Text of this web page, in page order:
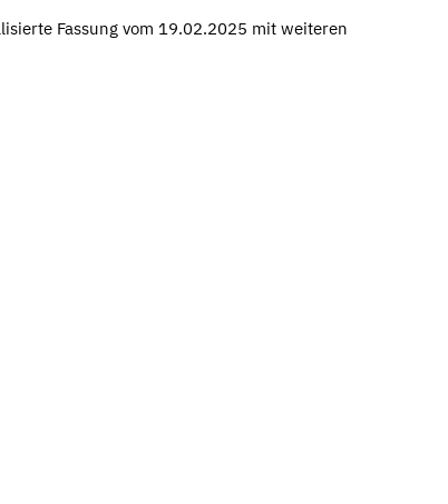
Fassung vom 19.02.2025 mit weiteren